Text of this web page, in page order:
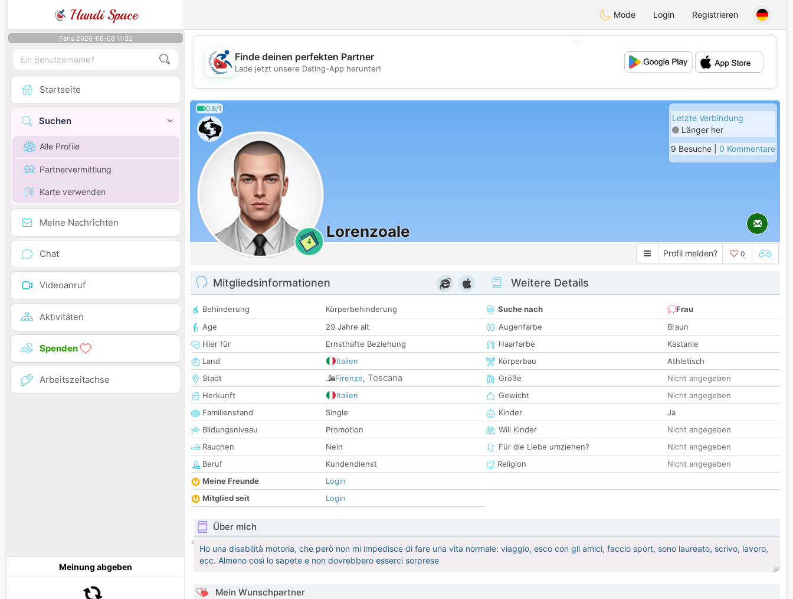
Handi Space Mode Login Registrieren
Paris 2026-08-08 11:32
Startseite
Suchen
Alle Profile
Partnervermittlung
Karte verwenden
Meine Nachrichten
Chat
Videoanruf
Aktivitäten
Spenden
Arbeitszeitachse
Meinung abgeben
💖
💕
Finde deinen perfekten Partner
Lade jetzt unsere Dating-App herunter!
0.8/1
4
Lorenzoale
Letzte Verbindung
Länger her
9 Besuche | 0 Kommentare
Profil melden? 0
Mitgliedsinformationen
Behinderung
Körperbehinderung
Age
29 Jahre alt
Hier für
Ernsthafte Beziehung
Land
Italien
Stadt
Firenze, Toscana
Herkunft
Italien
Familienstand
Single
Bildungsniveau
Promotion
Rauchen
Nein
Beruf
Kundendienst
Meine Freunde
Login
Mitglied seit
Login
Weitere Details
Suche nach
Frau
Augenfarbe
Braun
Haarfarbe
Kastanie
Körperbau
Athletisch
Größe
Nicht angegeben
Gewicht
Nicht angegeben
Kinder
Ja
Will Kinder
Nicht angegeben
Für die Liebe umziehen?
Nicht angegeben
Religion
Nicht angegeben
Über mich
Ho una disabilità motoria, che però non mi impedisce di fare una vita normale: viaggio, esco con gli amici, faccio sport, sono laureato, scrivo, lavoro,
ecc. Almeno così lo sapete e non dovrebbero esserci sorprese
Mein Wunschpartner